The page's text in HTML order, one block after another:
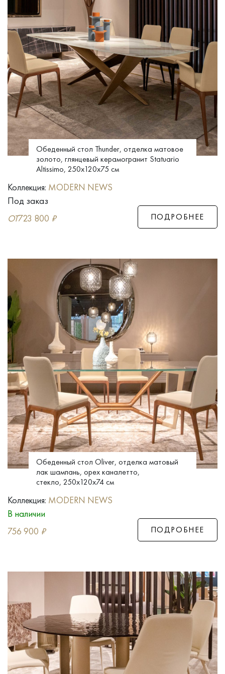
Обеденный стол Thunder, отделка матовое
золото, глянцевый керамогранит Statuario
Altissimo, 250x120x75 см
Коллекция: MODERN NEWS
Под заказ
ОТ723 800 ₽ ПОДРОБНЕЕ
Обеденный стол Oliver, отделка матовый
лак шампань, орех каналетто,
стекло, 250x120x74 см
Коллекция: MODERN NEWS
В наличии
756 900 ₽ ПОДРОБНЕЕ